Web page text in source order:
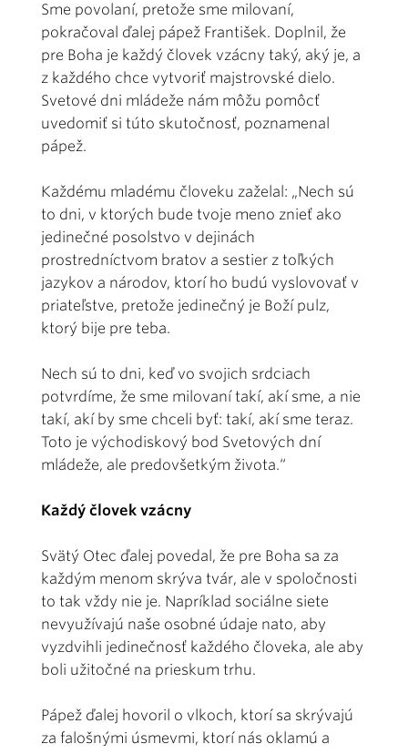
Sme povolaní, pretože sme milovaní,
pokračoval ďalej pápež František. Doplnil, že
pre Boha je každý človek vzácny taký, aký je, a
z každého chce vytvoriť majstrovské dielo.
Svetové dni mládeže nám môžu pomôcť
uvedomiť si túto skutočnosť, poznamenal
pápež.
Každému mladému človeku zaželal: „Nech sú
to dni, v ktorých bude tvoje meno znieť ako
jedinečné posolstvo v dejinách
prostredníctvom bratov a sestier z toľkých
jazykov a národov, ktorí ho budú vyslovovať v
priateľstve, pretože jedinečný je Boží pulz,
ktorý bije pre teba.
Nech sú to dni, keď vo svojich srdciach
potvrdíme, že sme milovaní takí, akí sme, a nie
takí, akí by sme chceli byť: takí, akí sme teraz.
Toto je východiskový bod Svetových dní
mládeže, ale predovšetkým života.“
Každý človek vzácny
Svätý Otec ďalej povedal, že pre Boha sa za
každým menom skrýva tvár, ale v spoločnosti
to tak vždy nie je. Napríklad sociálne siete
nevyužívajú naše osobné údaje nato, aby
vyzdvihli jedinečnosť každého človeka, ale aby
boli užitočné na prieskum trhu.
Pápež ďalej hovoril o vlkoch, ktorí sa skrývajú
za falošnými úsmevmi, ktorí nás oklamú a